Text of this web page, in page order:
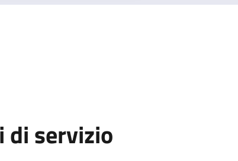
di servizio